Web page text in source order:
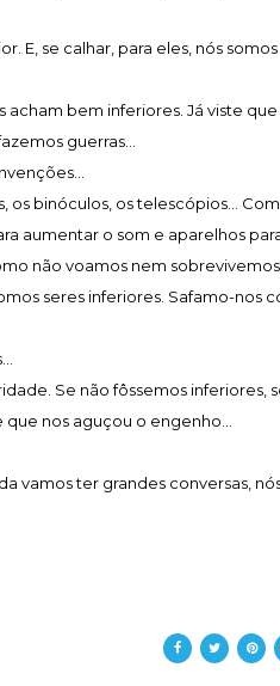
E, se calhar, para eles, nós somos
acham bem inferiores. Já viste que
guerras...
os binóculos, os telescópios...
aumentar o som e aparelhos
não voamos nem
seres inferiores. Safamo-nos
Se não fôssemos inferiores,
nos aguçou o engenho...
vamos ter grandes conversas,